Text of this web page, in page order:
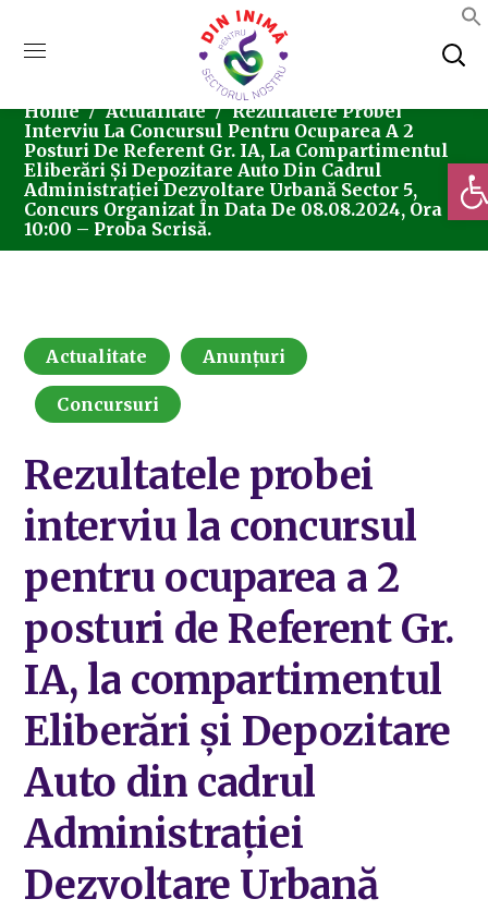
Home Actualitate
Rezultatele Probei
Interviu La Concursul Pentru Ocuparea A 2
Posturi De Referent Gr. IA, La Compartimentul
Eliberări Și Depozitare Auto Din Cadrul
Administrației Dezvoltare Urbană Sector 5,
Concurs Organizat În Data De 08.08.2024, Ora
10:00 – Proba Scrisă.
Actualitate Anunțuri
Concursuri
Rezultatele probei
interviu la concursul
pentru ocuparea a 2
posturi de Referent Gr.
IA, la compartimentul
Eliberări și Depozitare
Auto din cadrul
Administrației
Dezvoltare Urbană